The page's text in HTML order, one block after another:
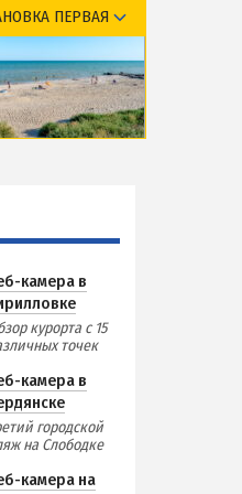
ПЕРВАЯ
камера в
курорта с 15
точек
камера в
городской
на Слободке
камера на